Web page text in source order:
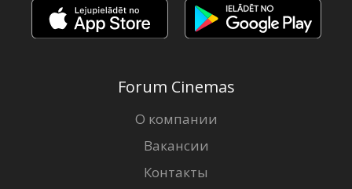
Forum Cinemas
О компании
Вакансии
Контакты